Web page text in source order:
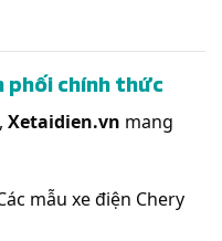
phối chính thức
Xetaidien.vn mang
mẫu xe điện Chery